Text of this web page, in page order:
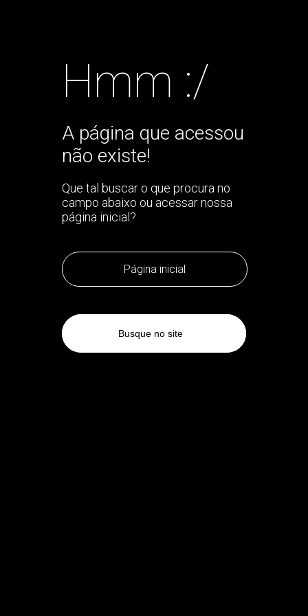
Hmm :/
A página que acessou
não existe!
Que tal buscar o que procura no
campo abaixo ou acessar nossa
página inicial?
Página inicial